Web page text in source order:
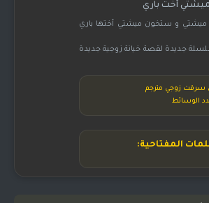
أخت باري
و ستخون ميشتي أختها باري
جديدة لقصة خيانة زوجية جديدة
زوجي مترجم
الوسائط
المفتاحية: